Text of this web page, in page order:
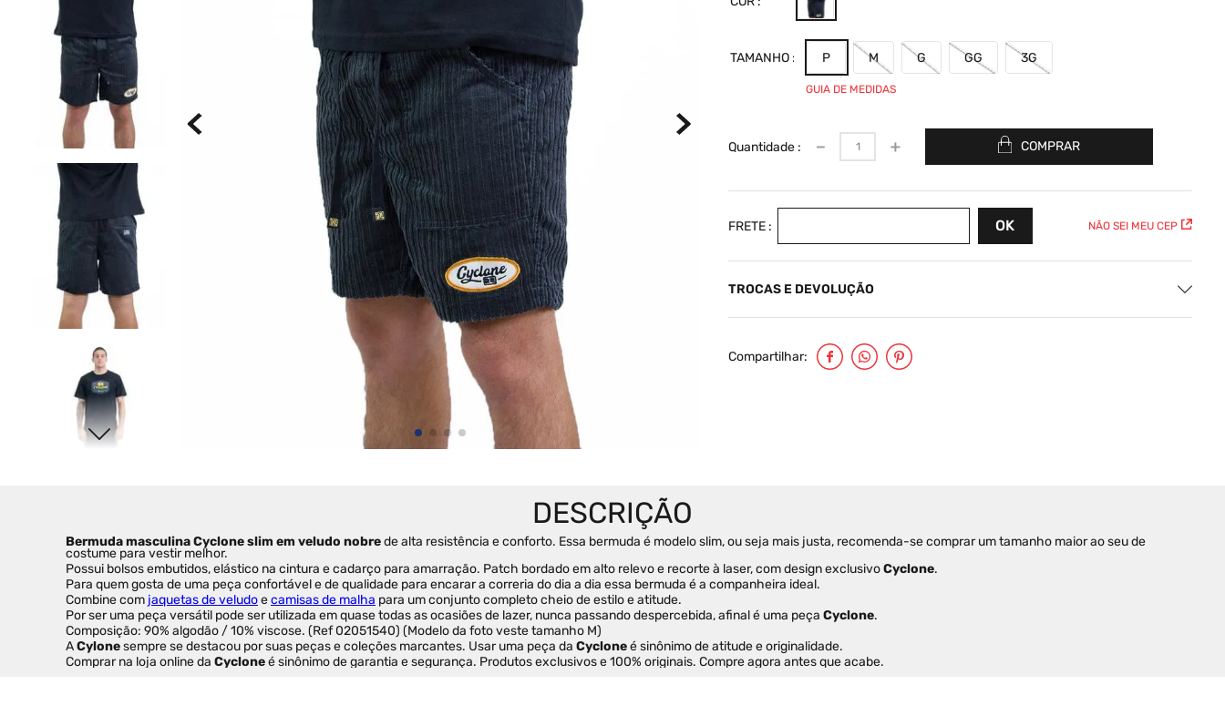
TAMANHO P M G GG 3G
GUIA DE MEDIDAS
Quantidade ＋
－ COMPRAR
NÃO SEI MEU CEP
TROCAS E DEVOLUÇÃO
Compartilhar
Bermuda masculina Cyclone slim em veludo nobre de alta resistência e conforto. Essa bermuda é modelo slim, ou seja mais justa, recomenda-se comprar um tamanho maior ao seu de
costume para vestir melhor.
Possui bolsos embutidos, elástico na cintura e cadarço para amarração. Patch bordado em alto relevo e recorte à laser, com design exclusivo Cyclone.
Para quem gosta de uma peça confortável e de qualidade para encarar a correria do dia a dia essa bermuda é a companheira ideal.
Combine com jaquetas de veludo e camisas de malha para um conjunto completo cheio de estilo e atitude.
Por ser uma peça versátil pode ser utilizada em quase todas as ocasiões de lazer, nunca passando despercebida, afinal é uma peça Cyclone.
Composição: 90% algodão / 10% viscose. (Ref 02051540) (Modelo da foto veste tamanho M)
A Cylone sempre se destacou por suas peças e coleções marcantes. Usar uma peça da Cyclone é sinônimo de atitude e originalidade.
Comprar na loja online da Cyclone é sinônimo de garantia e segurança. Produtos exclusivos e 100% originais. Compre agora antes que acabe.
9º
º Bermuda Veludo